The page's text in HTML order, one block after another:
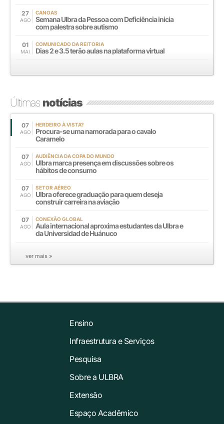
27
AGO
CANOAS
Semana Ulbra da Pessoa com Deficiência inicia
com palestra sobre autismo
01
MAI
COMUNICADO DA REITORIA
Dias 2 e 3.5 terão aulas na plataforma virtual
Últimasnotícias
07
AGO
HERDEIRO À VISTA?
Procura-se uma namorada para o cavalo
Caramelo
07
AGO
AUDIÊNCIA DA COPA DO MUNDO
Ulbra marca presença em discussões sobre os
hábitos de consumo
07
AGO
SETOR AÉREO
Ulbra oferece graduação para quem deseja
construir carreira na aviação
07
AGO
CONEXÃO GLOBAL
Aula internacional aproxima estudantes da Ulbra e
da Universidad de Huánuco
ver mais »
Ensino
Infraestrutura e Serviços
Pesquisa
Sobre a ULBRA
Extensão
Espaço Acadêmico